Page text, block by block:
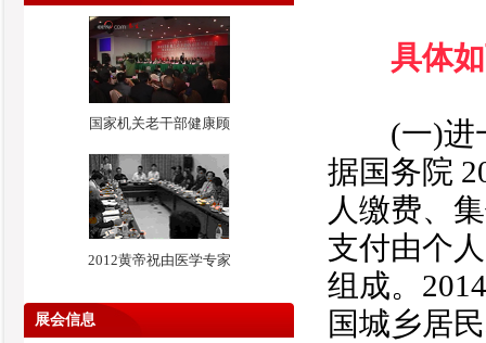
国家机关老干部健康顾
2012黄帝祝由医学专家
展会信息
具体如
(一)进一
据国务院
人缴费、
支付由个
组成。
国城乡居